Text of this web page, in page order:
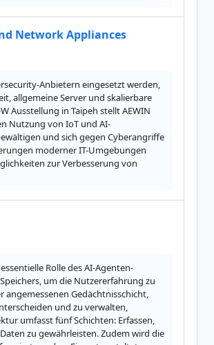
Network Appliances
Anbietern eingesetzt werden,
allgemeine Server und skalierbare
Ausstellung in Taipeh stellt AEWIN
Nutzung von IoT und AI-
und sich gegen Cyberangriffe
moderner IT-Umgebungen
zur Verbesserung von
Rolle des AI-Agenten-
um die Nutzererfahrung zu
angemessenen Gedächtnisschicht,
und zu verwalten,
umfasst fünf Schichten: Erfassen,
zu gewährleisten. Zudem wird die